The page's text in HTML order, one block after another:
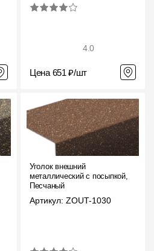
4.0
Цена 651 ₽/шт
Уголок внешний
металлический с посыпкой,
Песчаный
Артикул: ZOUT-1030